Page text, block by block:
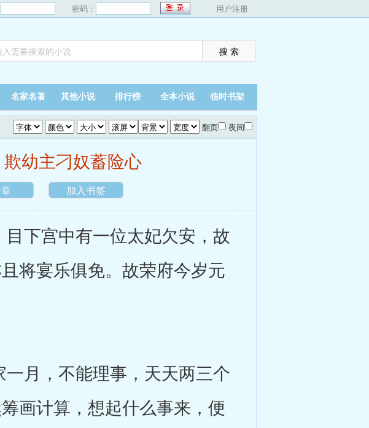
密码： 用户注册
名家名著 其他小说 排行榜 全本小说 临时书架
翻页 夜间
幼主刁奴蓄险心
加入书签
下宫中有一位太妃欠安，故
将宴乐俱免。故荣府今岁元
月，不能理事，天天两三个
画计算，想起什么事来，便